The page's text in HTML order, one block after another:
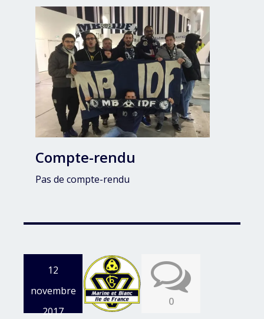
Compte-rendu
Pas de compte-rendu
12
novembre
2017
0